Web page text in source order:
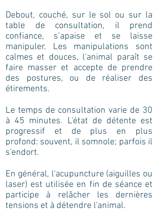
Debout, couché, sur le sol ou sur la
table de consultation, il prend
confiance, s’apaise et se laisse
manipuler. Les manipulations sont
calmes et douces, l'animal paraît se
faire masser et accepte de prendre
des postures, ou de réaliser des
étirements.
Le temps de consultation varie de 30
à 45 minutes. L'état de détente est
progressif et de plus en plus
profond: souvent, il somnole; parfois il
s'endort.
En général, l'acupuncture (aiguilles ou
laser) est utilisée en fin de séance et
participe à relâcher les dernières
tensions et à détendre l'animal.